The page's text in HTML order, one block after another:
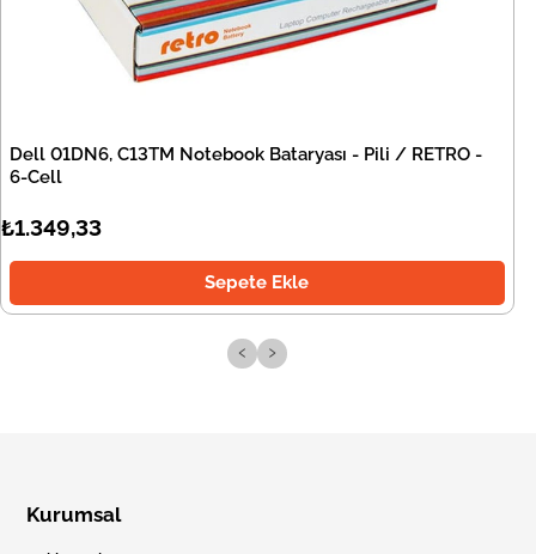
Dell 01DN6, C13TM Notebook Bataryası - Pili / RETRO -
6-Cell
₺1.349,33
Sepete Ekle
‹ ›
Kurumsal